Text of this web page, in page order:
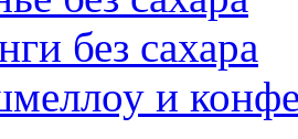
без сахара
и